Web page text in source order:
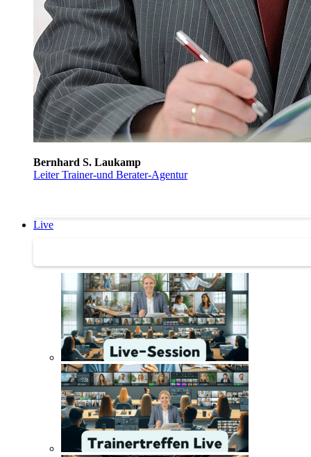
Bernhard S. Laukamp
Leiter Trainer-und Berater-Agentur
Live